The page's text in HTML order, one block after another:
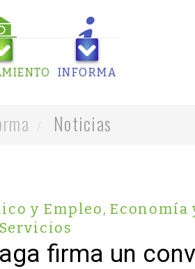
INFORMA
Noticias
y Empleo, Economía
Servicios
firma un